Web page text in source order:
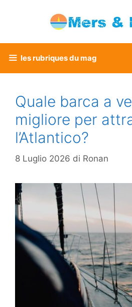
les rubriques du mag
Quale barca a
migliore per
l’Atlantico?
8 Luglio 2026 di Ronan